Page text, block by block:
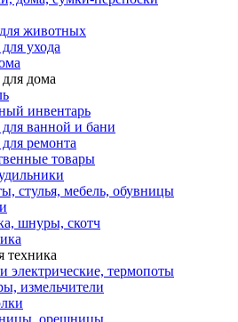
животных
ухода
дома
инвентарь
ванной и бани
ремонта
товары
стулья, мебель, обувницы
шнуры, скотч
техника
электрические, термопоты
измельчители
орешницы